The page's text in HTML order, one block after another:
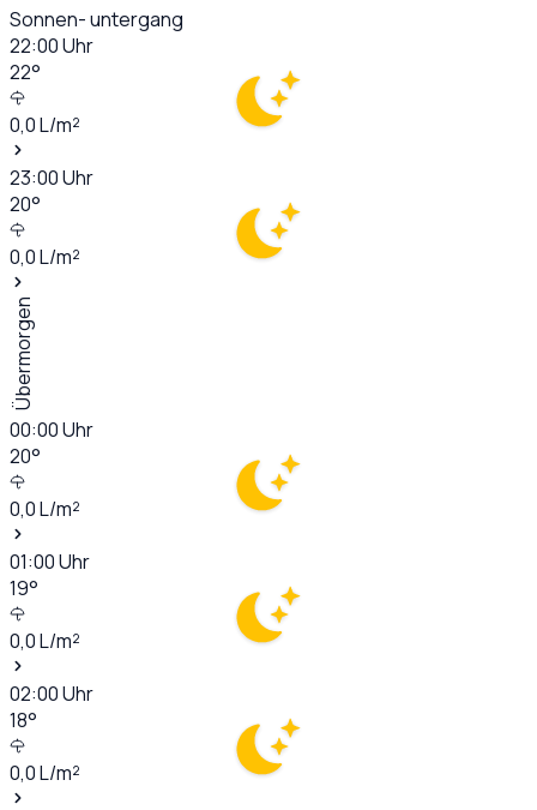
Sonnen- untergang
22:00Uhr
22°
0,0L/m²
23:00Uhr
20°
0,0L/m²
Übermorgen
00:00Uhr
20°
0,0L/m²
01:00Uhr
19°
0,0L/m²
02:00Uhr
18°
0,0L/m²